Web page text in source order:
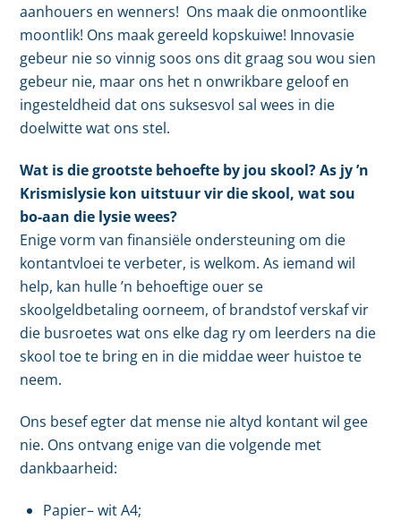
aanhouers en wenners! Ons maak die onmoontlike
moontlik! Ons maak gereeld kopskuiwe! Innovasie
gebeur nie so vinnig soos ons dit graag sou wou sien
gebeur nie, maar ons het n onwrikbare geloof en
ingesteldheid dat ons suksesvol sal wees in die
doelwitte wat ons stel.
Wat is die grootste behoefte by jou skool? As jy ’n
Krismislysie kon uitstuur vir die skool, wat sou
bo-aan die lysie wees?
Enige vorm van finansiële ondersteuning om die
kontantvloei te verbeter, is welkom. As iemand wil
help, kan hulle ’n behoeftige ouer se
skoolgeldbetaling oorneem, of brandstof verskaf vir
die busroetes wat ons elke dag ry om leerders na die
skool toe te bring en in die middae weer huistoe te
neem.
Ons besef egter dat mense nie altyd kontant wil gee
nie. Ons ontvang enige van die volgende met
dankbaarheid:
Papier– wit A4;